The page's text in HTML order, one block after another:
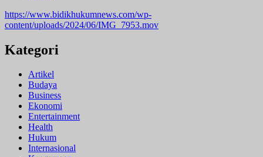
https://www.bidikhukumnews.com/wp-
content/uploads/2024/06/IMG_7953.mov
Kategori
Artikel
Budaya
Business
Ekonomi
Entertainment
Health
Hukum
Internasional